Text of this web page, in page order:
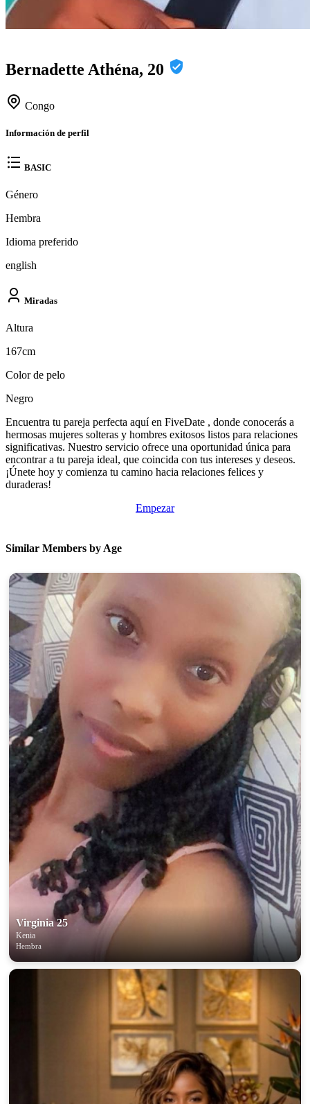
Bernadette Athéna, 20
Congo
Información de perfil
BASIC
Género
Hembra
Idioma preferido
english
Miradas
Altura
167cm
Color de pelo
Negro
Encuentra tu pareja perfecta aquí en FiveDate , donde conocerás a
hermosas mujeres solteras y hombres exitosos listos para relaciones
significativas. Nuestro servicio ofrece una oportunidad única para
encontrar a tu pareja ideal, que coincida con tus intereses y deseos.
¡Únete hoy y comienza tu camino hacia relaciones felices y
duraderas!
Empezar
Similar Members by Age
Virginia 25
Kenia
Hembra